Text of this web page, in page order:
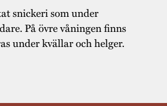
snickeri som under
På övre våningen finns
under kvällar och helger.